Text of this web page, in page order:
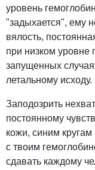
уровень
"задыхается", ему
вялость,
при низком уровне
запущенных
летальному исходу.
Заподозрить
постоянному
кожи, синим кругам
с твоим
сдавать каждому